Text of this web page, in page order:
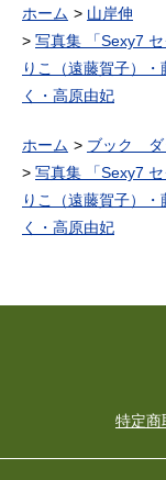
ホーム
山岸伸
写真集 「Sexy7
りこ（遠藤賀子）
く・高原由妃
ホーム
ブック ダ
写真集 「Sexy7
りこ（遠藤賀子）
く・高原由妃
特定商